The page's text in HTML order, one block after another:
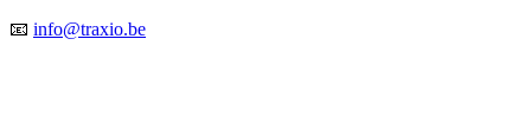
📧 info@traxio.be